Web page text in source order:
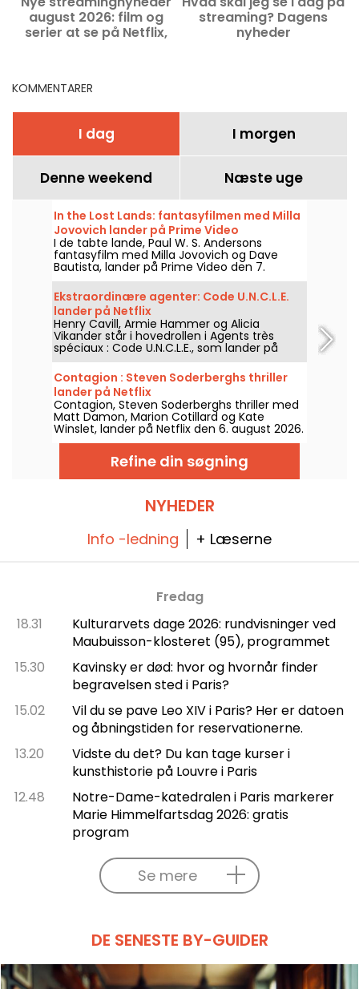
august 2026: film og
serier at se på Netflix,
streaming? Dagens
nyheder
KOMMENTARER
I dag I morgen
Denne weekend Næste uge
In the Lost Lands: fantasyfilmen med Milla
Jovovich lander på Prime Video
I de tabte lande, Paul W. S. Andersons
fantasyfilm med Milla Jovovich og Dave
Bautista, lander på Prime Video den 7.
august 2026.
Ekstraordinære agenter: Code U.N.C.L.E.
lander på Netflix
Henry Cavill, Armie Hammer og Alicia
Vikander står i hovedrollen i Agents très
spéciaux : Code U.N.C.L.E., som lander på
Netflix den 6. august 2026.
Contagion : Steven Soderberghs thriller
lander på Netflix
Contagion, Steven Soderberghs thriller med
Matt Damon, Marion Cotillard og Kate
Winslet, lander på Netflix den 6. august 2026.
Refine din søgning
NYHEDER
Info -ledning + Læserne
Fredag
18.31
Kulturarvets dage 2026: rundvisninger ved
Maubuisson-klosteret (95), programmet
15.30
Kavinsky er død: hvor og hvornår finder
begravelsen sted i Paris?
15.02
Vil du se pave Leo XIV i Paris? Her er datoen
og åbningstiden for reservationerne.
13.20
Vidste du det? Du kan tage kurser i
kunsthistorie på Louvre i Paris
12.48
Notre-Dame-katedralen i Paris markerer
Marie Himmelfartsdag 2026: gratis
program
Se mere
DE SENESTE BY-GUIDER